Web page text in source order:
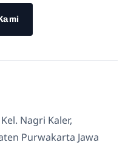
Nagri Kaler,
Purwakarta Jawa